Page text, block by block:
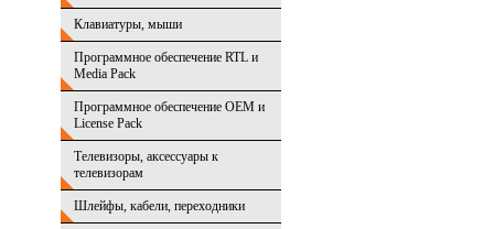
Клавиатуры, мыши
Программное обеспечение RTL и
Media Pack
Программное обеспечение OEM и
License Pack
Телевизоры, аксессуары к
телевизорам
Шлейфы, кабели, переходники